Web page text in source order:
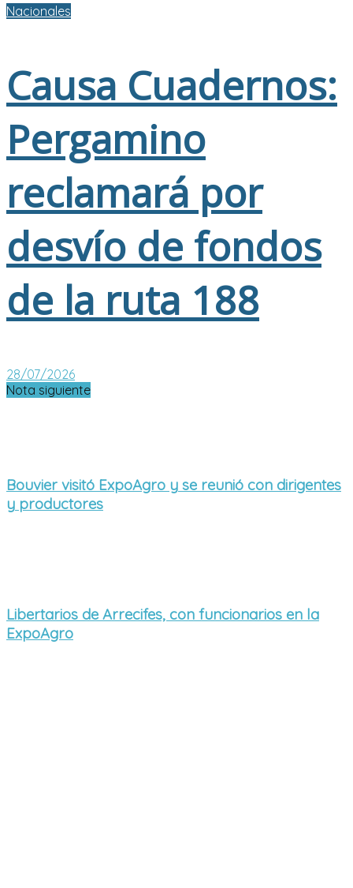
Nacionales
Causa Cuadernos:
Pergamino
reclamará por
desvío de fondos
de la ruta 188
28/07/2026
Nota siguiente
Bouvier visitó ExpoAgro y se reunió con dirigentes
y productores
Libertarios de Arrecifes, con funcionarios en la
ExpoAgro